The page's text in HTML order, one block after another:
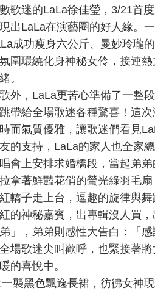
歌迷的LaLa徐佳瑩，3/21首
出LaLa在演藝圈的好人緣。
成功瘦身六公斤、曼妙玲瓏
圍環繞化身神秘女伶，接連
。
外，LaLa更苦心準備了一整
帶給全場歌迷各種驚喜！這
而氣質優雅，讓歌迷們看見
的支持，LaLa的家人也全家
會上安排求婚橋段，當起弟
拿著鮮豔花俏的螢光綠羽毛
轎子走上台，逗趣的旋律與
的神秘嘉賓，出專輯沒人買
」，弟弟則感性大告白：「
場歌迷尖叫歡呼，也緊接著
的喜悅中。
襲黑色飄逸長裙，彷彿女神